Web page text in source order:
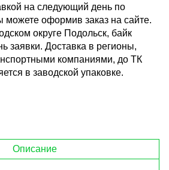
на следующий день по
можете оформив заказ на сайте.
округе Подольск, байк
заявки. Доставка в регионы,
компаниями, до ТК
в заводской упаковке.
Описание